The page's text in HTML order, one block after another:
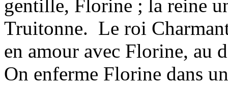
gentille, Florine ; la reine
Truitonne. Le roi
en amour avec Florine, au
On enferme Florine dans